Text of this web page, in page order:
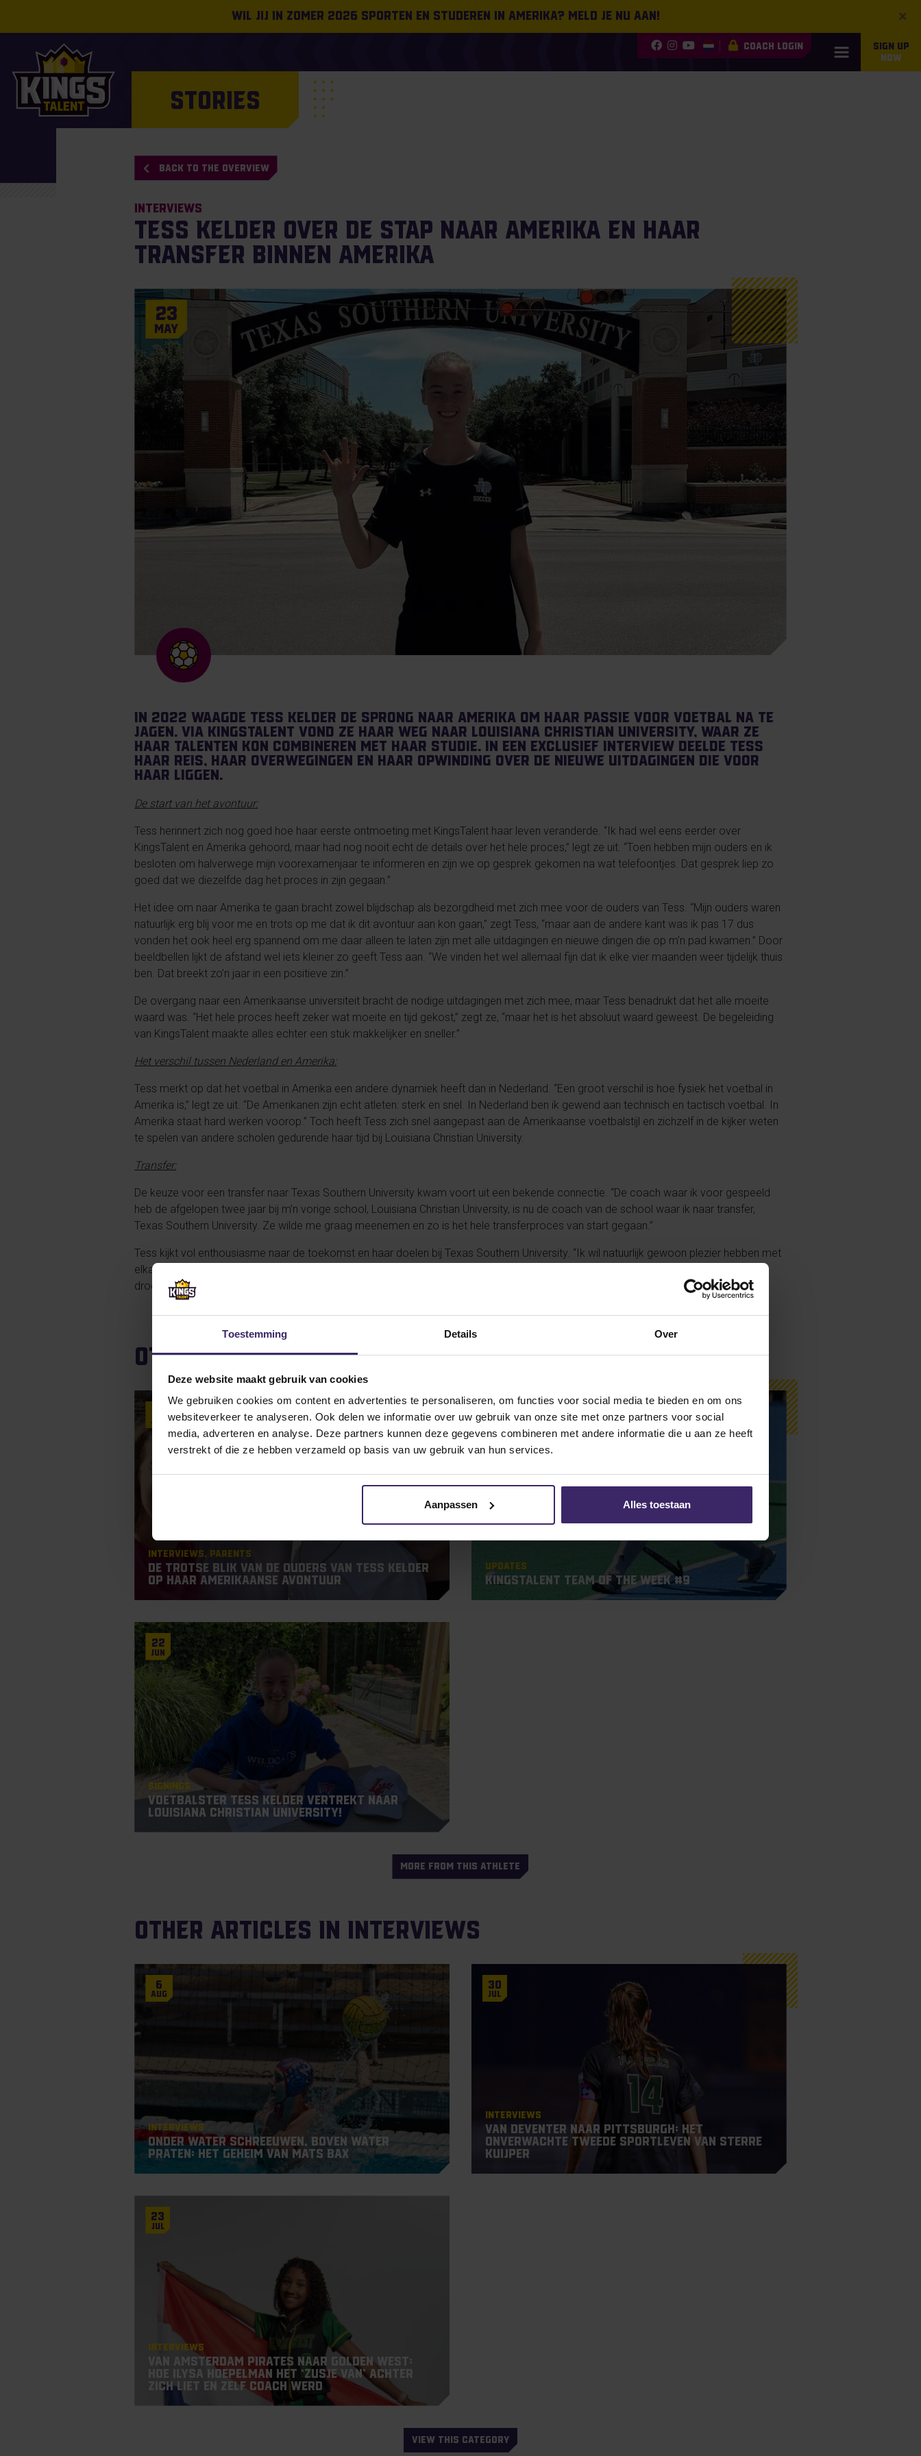
Toestemming Details Over
Deze website maakt gebruik van cookies
We gebruiken cookies om content en advertenties te personaliseren, om functies voor social media te bieden en om ons
websiteverkeer te analyseren. Ook delen we informatie over uw gebruik van onze site met onze partners voor social
media, adverteren en analyse. Deze partners kunnen deze gegevens combineren met andere informatie die u aan ze heeft
verstrekt of die ze hebben verzameld op basis van uw gebruik van hun services.
Aanpassen Alles toestaan
×
Wil jij in zomer 2026 sporten en studeren in Amerika? Meld je nu aan!
COACH LOGIN
SIGN UP
NOW
STORIES
BACK TO THE OVERVIEW
Interviews
Tess Kelder over de stap naar Amerika en haar
transfer binnen Amerika
23
May
In 2022 waagde Tess Kelder de sprong naar Amerika om haar passie voor voetbal na te
jagen. Via KingsTalent vond ze haar weg naar Louisiana Christian University, waar ze
haar talenten kon combineren met haar studie. In een exclusief interview deelde Tess
haar reis, haar overwegingen en haar opwinding over de nieuwe uitdagingen die voor
haar liggen.
De start van het avontuur:
Tess herinnert zich nog goed hoe haar eerste ontmoeting met KingsTalent haar leven veranderde. “Ik had wel eens eerder over
KingsTalent en Amerika gehoord, maar had nog nooit echt de details over het hele proces,” legt ze uit. “Toen hebben mijn ouders en ik
besloten om halverwege mijn voorexamenjaar te informeren en zijn we op gesprek gekomen na wat telefoontjes. Dat gesprek liep zo
goed dat we diezelfde dag het proces in zijn gegaan.”
Het idee om naar Amerika te gaan bracht zowel blijdschap als bezorgdheid met zich mee voor de ouders van Tess. “Mijn ouders waren
natuurlijk erg blij voor me en trots op me dat ik dit avontuur aan kon gaan,” zegt Tess, “maar aan de andere kant was ik pas 17 dus
vonden het ook heel erg spannend om me daar alleen te laten zijn met alle uitdagingen en nieuwe dingen die op m’n pad kwamen.” Door
beeldbellen lijkt de afstand wel iets kleiner zo geeft Tess aan. “We vinden het wel allemaal fijn dat ik elke vier maanden weer tijdelijk thuis
ben. Dat breekt zo’n jaar in een positieve zin.”
De overgang naar een Amerikaanse universiteit bracht de nodige uitdagingen met zich mee, maar Tess benadrukt dat het alle moeite
waard was. “Het hele proces heeft zeker wat moeite en tijd gekost,” zegt ze, “maar het is het absoluut waard geweest. De begeleiding
van KingsTalent maakte alles echter een stuk makkelijker en sneller.”
Het verschil tussen Nederland en Amerika:
Tess merkt op dat het voetbal in Amerika een andere dynamiek heeft dan in Nederland. “Een groot verschil is hoe fysiek het voetbal in
Amerika is,” legt ze uit. “De Amerikanen zijn echt atleten: sterk en snel. In Nederland ben ik gewend aan technisch en tactisch voetbal. In
Amerika staat hard werken voorop.” Toch heeft Tess zich snel aangepast aan de Amerikaanse voetbalstijl en zichzelf in de kijker weten
te spelen van andere scholen gedurende haar tijd bij Louisiana Christian University.
Transfer:
De keuze voor een transfer naar Texas Southern University kwam voort uit een bekende connectie. “De coach waar ik voor gespeeld
heb de afgelopen twee jaar bij m’n vorige school, Louisiana Christian University, is nu de coach van de school waar ik naar transfer,
Texas Southern University. Ze wilde me graag meenemen en zo is het hele transferproces van start gegaan.”
Tess kijkt vol enthousiasme naar de toekomst en haar doelen bij Texas Southern University. “Ik wil natuurlijk gewoon plezier hebben met
elkaar, mezelf verbeteren als persoon en als voetbalster en als team goede resultaten behalen,” zegt ze vastberaden. “De absolute
droom om met mijn nieuwe team te verwezenlijken is natuurlijk onze Conference winnen en naar de Nationals gaan!”
Other articles from Tess Kelder
Jun
Interviews Parents
De trotse blik van de ouders van Tess Kelder
op haar Amerikaanse avontuur
30
Oct
Updates
KingsTalent Team of the Week #9
22
Jun
Signings
Voetbalster Tess Kelder vertrekt naar
Louisiana Christian University!
MORE FROM THIS ATHLETE
Other articles in Interviews
6
Aug
Interviews
Onder water schreeuwen, boven water
praten: het geheim van Mats Bax
30
Jul
Interviews
Van Deventer naar Pittsburgh: het
onverwachte tweede sportleven van Sterre
Kuijper
23
Jul
Interviews
Van Amsterdam Pirates naar Golden West:
hoe Ilysa Hoepelman het ‘zusje van’ achter
zich liet en zelf coach werd
VIEW THIS CATEGORY